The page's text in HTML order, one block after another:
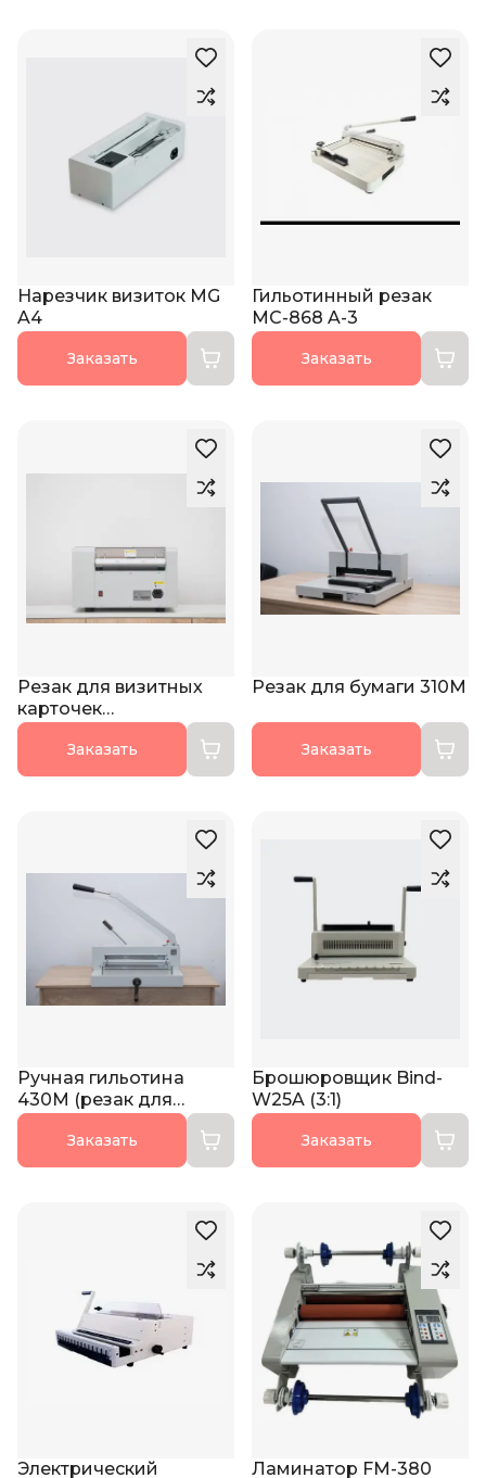
Нарезчик визиток MG
A4
Заказать
Гильотинный резак
MC-868 A-3
Заказать
Резак для визитных
карточек
электрический MSDA4
Заказать
Резак для бумаги 310М
Заказать
Ручная гильотина
430M (резак для
бумаги)
Заказать
Брошюровщик Bind-
W25A (3:1)
Заказать
Электрический Ламинатор FM-380